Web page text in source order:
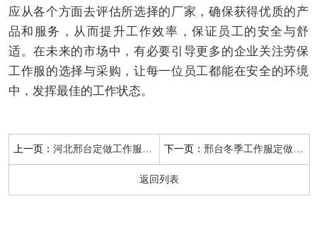
应从各个方面去评估所选择的厂家，确保获得优质的产
品和服务，从而提升工作效率，保证员工的安全与舒
适。在未来的市场中，有必要引导更多的企业关注劳保
工作服的选择与采购，让每一位员工都能在安全的环境
中，发挥最佳的工作状态。
上一页：河北邢台定做工作服定做 下一页：邢台冬季工作服定做价格
返回列表